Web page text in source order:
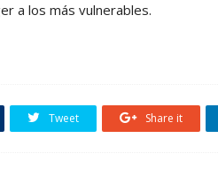
a los más vulnerables.
Tweet Share it